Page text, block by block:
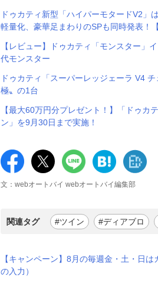
ドゥカティ新型「ハイパーモタードV2」
軽量化、豪華足まわりのSPも同時発表！
【レビュー】ドゥカティ「モンスター」
代モンスター
ドゥカティ「スーパーレッジェーラ V4
極〟の1台
【最大60万円分プレゼント！】「ドゥカ
ン」を9月30日まで実施！
文：webオートバイ webオートバイ編集部
関連タグ #ツイン #ディアブロ
【キャンペーン】8月の毎週金・土・日
の入力）